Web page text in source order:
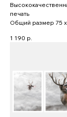
печать
Общий размер 75
1 190 р.